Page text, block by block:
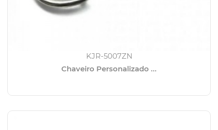
KJR-5007ZN
Chaveiro Personalizado ...